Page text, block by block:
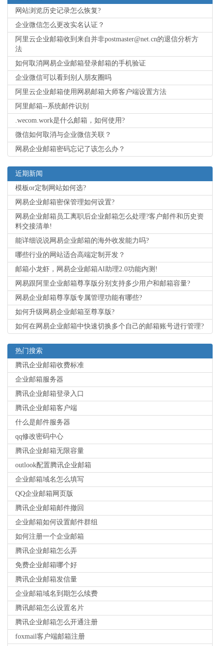
网站浏览历史记录怎么恢复?
企业微信怎么更改实名认证？
阿里云企业邮箱收到来自并非postmaster@net.cn的退信分析方
法
如何取消网易企业邮箱登录邮箱的手机验证
企业微信可以看到别人朋友圈吗
阿里云企业邮箱使用网易邮箱大师客户端设置方法
阿里邮箱--系统邮件识别
.wecom.work是什么邮箱，如何使用?
微信如何取消与企业微信关联？
网易企业邮箱密码忘记了该怎么办？
近期新闻
模板or定制网站如何选?
网易企业邮箱密保管理如何设置?
网易企业邮箱员工离职后企业邮箱怎么处理?客户邮件和历史资
料交接清单!
能详细说说网易企业邮箱的海外收发能力吗?
哪些行业的网站适合高端定制开发？
邮箱小龙虾，网易企业邮箱AI助理2.0功能内测!
网易跟阿里企业邮箱尊享版分别支持多少用户和邮箱容量?
网易企业邮箱尊享版专属管理功能有哪些?
如何升级网易企业邮箱至尊享版?
如何在网易企业邮箱中快速切换多个自己的邮箱账号进行管理?
热门搜索
腾讯企业邮箱收费标准
企业邮箱服务器
腾讯企业邮箱登录入口
腾讯企业邮箱客户端
什么是邮件服务器
qq修改密码中心
腾讯企业邮箱无限容量
outlook配置腾讯企业邮箱
企业邮箱域名怎么填写
QQ企业邮箱网页版
腾讯企业邮箱邮件撤回
企业邮箱如何设置邮件群组
如何注册一个企业邮箱
腾讯企业邮箱怎么弄
免费企业邮箱哪个好
腾讯企业邮箱发信量
企业邮箱域名到期怎么续费
腾讯邮箱怎么设置名片
腾讯企业邮箱怎么开通注册
foxmail客户端邮箱注册